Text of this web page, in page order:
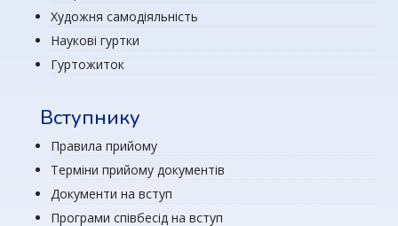
Художня самодіяльність
Наукові гуртки
Гуртожиток
Вступнику
Правила прийому
Терміни прийому документів
Документи на вступ
Програми співбесід на вступ